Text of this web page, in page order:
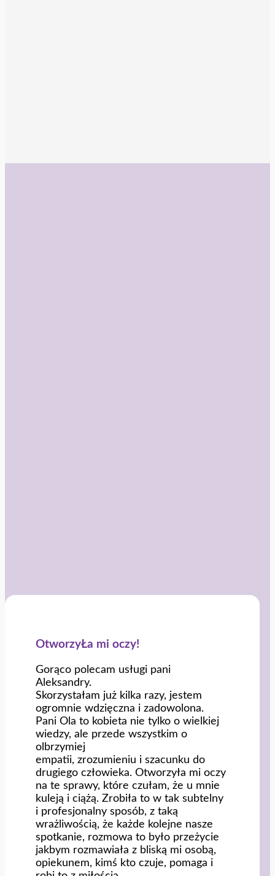
OtworzyŁa mi oczy!
Gorąco polecam usługi pani
Aleksandry.
Skorzystałam już kilka razy, jestem
ogromnie wdzięczna i zadowolona.
Pani Ola to kobieta nie tylko o wielkiej
wiedzy, ale przede wszystkim o
olbrzymiej
empatii, zrozumieniu i szacunku do
drugiego człowieka. Otworzyła mi oczy
na te sprawy, które czułam, że u mnie
kuleją i ciążą. Zrobiła to w tak subtelny
i profesjonalny sposób, z taką
wrażliwością, że każde kolejne nasze
spotkanie, rozmowa to było przeżycie
jakbym rozmawiała z bliską mi osobą,
opiekunem, kimś kto czuje, pomaga i